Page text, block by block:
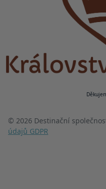
© 2026 Destinační
údajů GDPR